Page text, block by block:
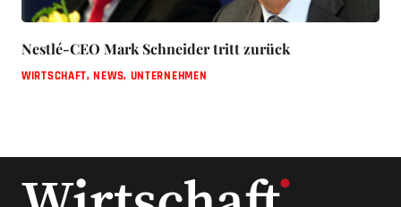
Nestlé-CEO Mark Schneider tritt zurück
WIRTSCHAFT,NEWS, UNTERNEHMEN